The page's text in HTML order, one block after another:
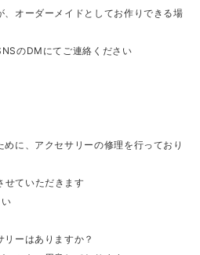
オーダーメイドとしてお作りできる場
のDMにてご連絡ください
に、アクセサリーの修理を行っており
せていただきます
ーはありますか？